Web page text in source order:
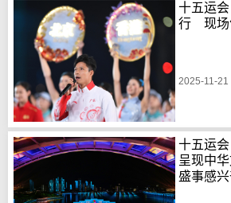
十五运
行 现场
2025-11-21
十五运
呈现中
盛事感